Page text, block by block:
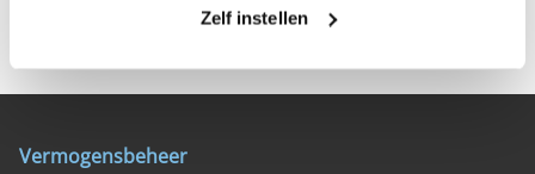
Zelf instellen
Deel op LinkedIn
Vermogensbeheer